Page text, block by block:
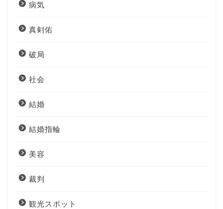
病気
真剣佑
破局
社会
結婚
結婚指輪
美容
裁判
観光スポット